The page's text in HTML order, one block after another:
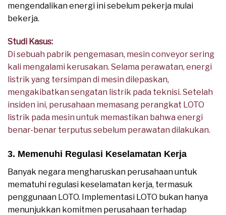
mengendalikan energi ini sebelum pekerja mulai
bekerja.
Studi Kasus:
Di sebuah pabrik pengemasan, mesin conveyor sering
kali mengalami kerusakan. Selama perawatan, energi
listrik yang tersimpan di mesin dilepaskan,
mengakibatkan sengatan listrik pada teknisi. Setelah
insiden ini, perusahaan memasang perangkat LOTO
listrik pada mesin untuk memastikan bahwa energi
benar-benar terputus sebelum perawatan dilakukan.
3. Memenuhi Regulasi Keselamatan Kerja
Banyak negara mengharuskan perusahaan untuk
mematuhi regulasi keselamatan kerja, termasuk
penggunaan LOTO. Implementasi LOTO bukan hanya
menunjukkan komitmen perusahaan terhadap